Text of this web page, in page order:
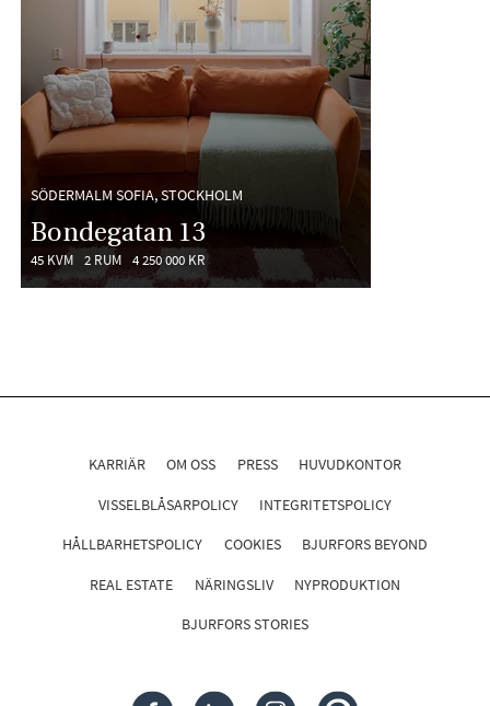
SÖDERMALM SOFIA, STOCKHOLM
Bondegatan 13
45 KVM 2 RUM 4 250 000 KR
KARRIÄR OM OSS PRESS HUVUDKONTOR
VISSELBLÅSARPOLICY INTEGRITETSPOLICY
HÅLLBARHETSPOLICY COOKIES BJURFORS BEYOND
REAL ESTATE NÄRINGSLIV NYPRODUKTION
BJURFORS STORIES